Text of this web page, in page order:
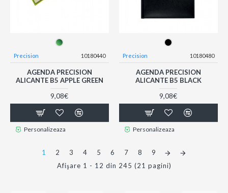
Precision 10180440
AGENDA PRECISION
ALICANTE B5 APPLE GREEN
9,08€
Personalizeaza
Precision 10180480
AGENDA PRECISION
ALICANTE B5 BLACK
9,08€
Personalizeaza
1 2 3 4 5 6 7 8
9
Afişare 1 - 12 din 245 (21 pagini)